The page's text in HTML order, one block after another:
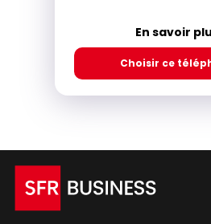
En savoir
Choisir ce